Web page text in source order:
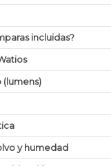
incluidas?
(lumens)
y humedad